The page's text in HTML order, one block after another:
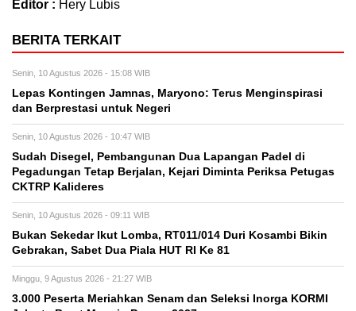
Editor : Hery Lubis
BERITA TERKAIT
Senin, 10 Agustus 2026 - 15:08 WIB
Lepas Kontingen Jamnas, Maryono: Terus Menginspirasi
dan Berprestasi untuk Negeri
Senin, 10 Agustus 2026 - 10:47 WIB
Sudah Disegel, Pembangunan Dua Lapangan Padel di
Pegadungan Tetap Berjalan, Kejari Diminta Periksa Petugas
CKTRP Kalideres
Senin, 10 Agustus 2026 - 09:11 WIB
Bukan Sekedar Ikut Lomba, RT011/014 Duri Kosambi Bikin
Gebrakan, Sabet Dua Piala HUT RI Ke 81
Minggu, 9 Agustus 2026 - 21:27 WIB
3.000 Peserta Meriahkan Senam dan Seleksi Inorga KORMI